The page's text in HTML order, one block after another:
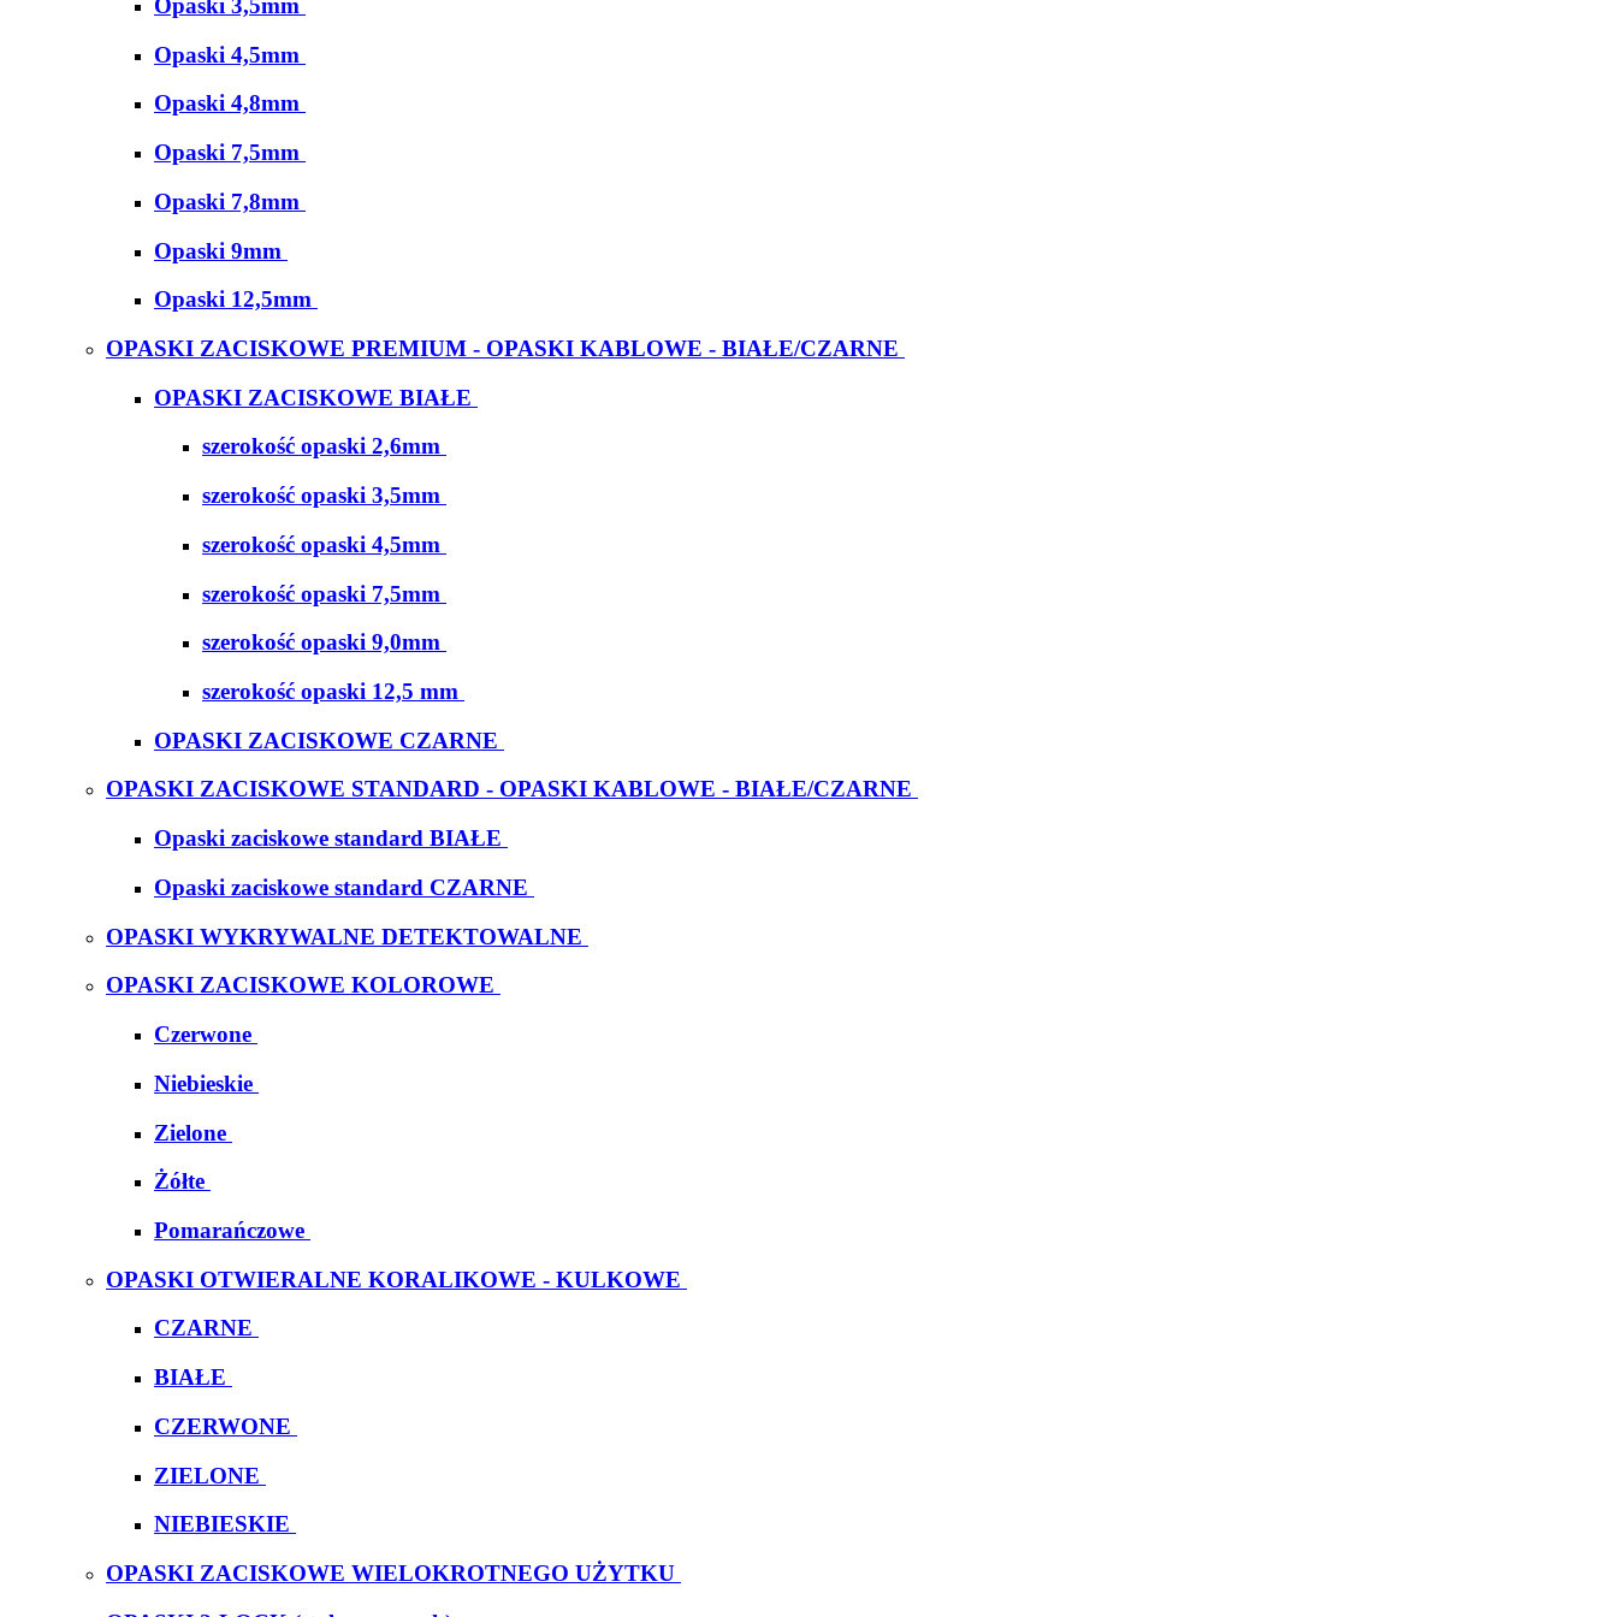
Opaski 3,5mm
Opaski 4,5mm
Opaski 4,8mm
Opaski 7,5mm
Opaski 7,8mm
Opaski 9mm
Opaski 12,5mm
OPASKI ZACISKOWE PREMIUM - OPASKI KABLOWE - BIAŁE/CZARNE
OPASKI ZACISKOWE BIAŁE
szerokość opaski 2,6mm
szerokość opaski 3,5mm
szerokość opaski 4,5mm
szerokość opaski 7,5mm
szerokość opaski 9,0mm
szerokość opaski 12,5 mm
OPASKI ZACISKOWE CZARNE
OPASKI ZACISKOWE STANDARD - OPASKI KABLOWE - BIAŁE/CZARNE
Opaski zaciskowe standard BIAŁE
Opaski zaciskowe standard CZARNE
OPASKI WYKRYWALNE DETEKTOWALNE
OPASKI ZACISKOWE KOLOROWE
Czerwone
Niebieskie
Zielone
Żółte
Pomarańczowe
OPASKI OTWIERALNE KORALIKOWE - KULKOWE
CZARNE
BIAŁE
CZERWONE
ZIELONE
NIEBIESKIE
OPASKI ZACISKOWE WIELOKROTNEGO UŻYTKU